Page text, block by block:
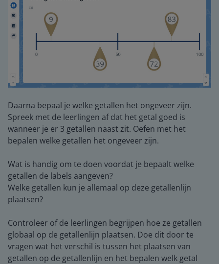
Daarna bepaal je welke getallen het ongeveer zijn.
Spreek met de leerlingen af dat het getal goed is
wanneer je er 3 getallen naast zit. Oefen met het
bepalen welke getallen het ongeveer zijn.
Wat is handig om te doen voordat je bepaalt welke
getallen de labels aangeven?
Welke getallen kun je allemaal op deze getallenlijn
plaatsen?
Controleer of de leerlingen begrijpen hoe ze getallen
globaal op de getallenlijn plaatsen. Doe dit door te
vragen wat het verschil is tussen het plaatsen van
getallen op de getallenlijn en het bepalen welk getal